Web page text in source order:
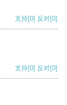
支持[0] 反对[0]
支持[0] 反对[0]